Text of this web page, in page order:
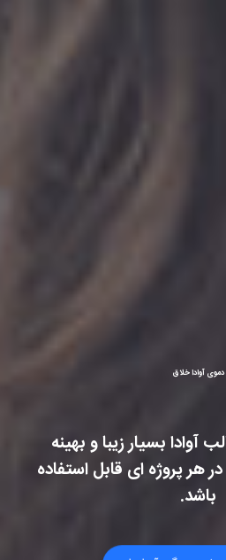
دموی آوادا خلاق
آوادا بسیار زیبا و بهینه
هر پروژه ای قابل استفاده
باشد.